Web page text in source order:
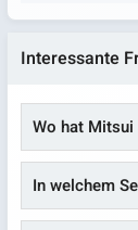
Interessante
Wo hat
In welchem